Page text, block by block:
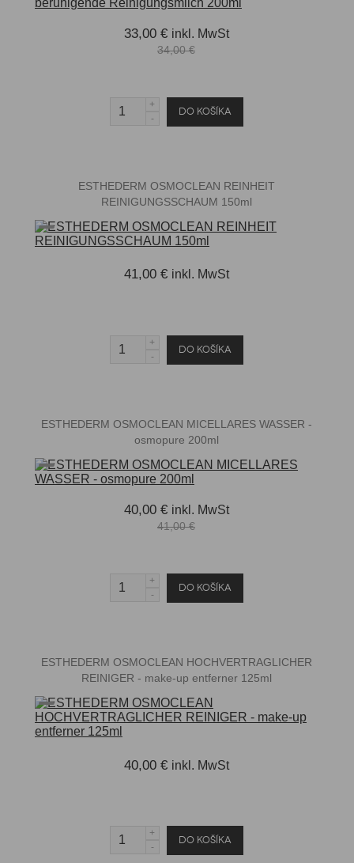
33,00 € inkl. MwSt
34,00 €
ESTHEDERM OSMOCLEAN REINHEIT
REINIGUNGSSCHAUM 150ml
41,00 € inkl. MwSt
ESTHEDERM OSMOCLEAN MICELLARES WASSER -
osmopure 200ml
40,00 € inkl. MwSt
41,00 €
ESTHEDERM OSMOCLEAN HOCHVERTRAGLICHER
REINIGER - make-up entferner 125ml
40,00 € inkl. MwSt